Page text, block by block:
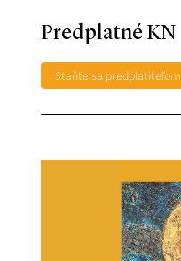
Predplatné KN
Staňte sa predplatiteľom